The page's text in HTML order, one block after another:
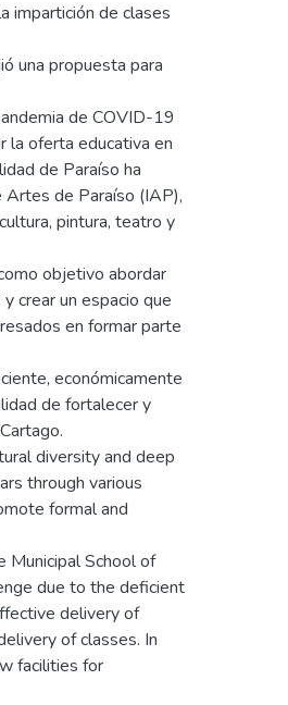
impartición de clases
una propuesta para
de COVID-19
la oferta educativa en
de Paraíso ha
de Paraíso (IAP),
pintura, teatro y
objetivo abordar
crear un espacio que
en formar parte
económicamente
de fortalecer y
diversity and deep
through various
formal and
Municipal School of
due to the deficient
delivery of
of classes. In
facilities for